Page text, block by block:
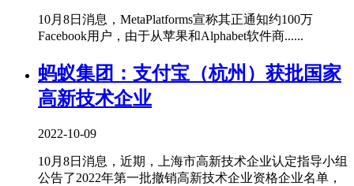
10月8日消息，MetaPlatforms宣称其正通知约100万
Facebook用户，由于从苹果和Alphabet软件商......
蚂蚁集团：支付宝（杭州）获批国家
高新技术企业
2022-10-09
10月8日消息，近期，上海市高新技术企业认定指导小组
公告了2022年第一批撤销高新技术企业资格企业名单，